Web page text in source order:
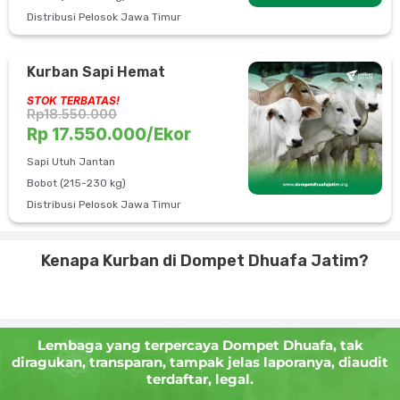
Distribusi Pelosok Jawa Timur
Kurban Sapi Hemat
STOK TERBATAS!
Rp18.550.000
Rp 17.550.000/Ekor
Sapi Utuh Jantan
Bobot (215-230 kg)
Distribusi Pelosok Jawa Timur
Kenapa Kurban di Dompet Dhuafa Jatim?
Lembaga yang terpercaya Dompet Dhuafa, tak
diragukan, transparan, tampak jelas laporanya, diaudit
terdaftar, legal.